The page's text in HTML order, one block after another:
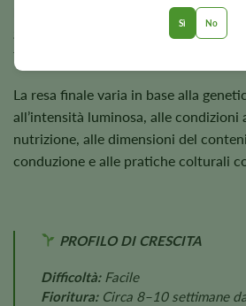
Sì No
e, in condizioni di coltivazione
500 g/m²in
fino a
La resa finale varia in base alla
all’intensità luminosa, alle condizioni
nutrizione, alle dimensioni del
conduzione e alle pratiche colturali
PROFILO DI CRESCITA
Difficoltà:Facile
Fioritura:Circa 8–10 settimane